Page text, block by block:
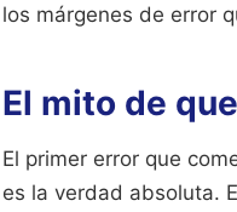
los márgenes de error
El mito de
El primer error que
es la verdad absoluta.